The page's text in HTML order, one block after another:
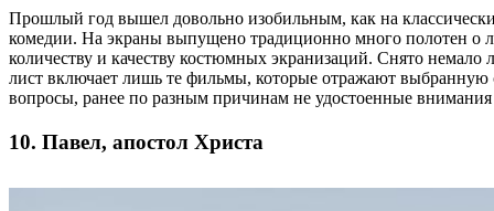
Прошлый год вышел довольно изобильным, как на
комедии. На экраны выпущено традиционно много полотен о
количеству и качеству костюмных экранизаций. Снято
лист включает лишь те фильмы, которые отражают выбранную
вопросы, ранее по разным причинам не удостоенные
10. Павел, апостол Христа